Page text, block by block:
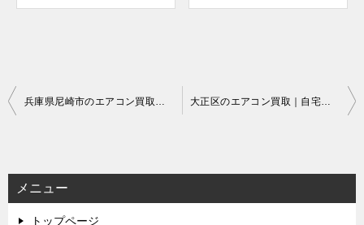
投
ビ
ゲ
兵庫県尼崎市のエアコン買取｜自宅出張でラクラク即現金 大正区のエアコン買取｜自宅出張でラクラク即現金
メニュー
トップページ